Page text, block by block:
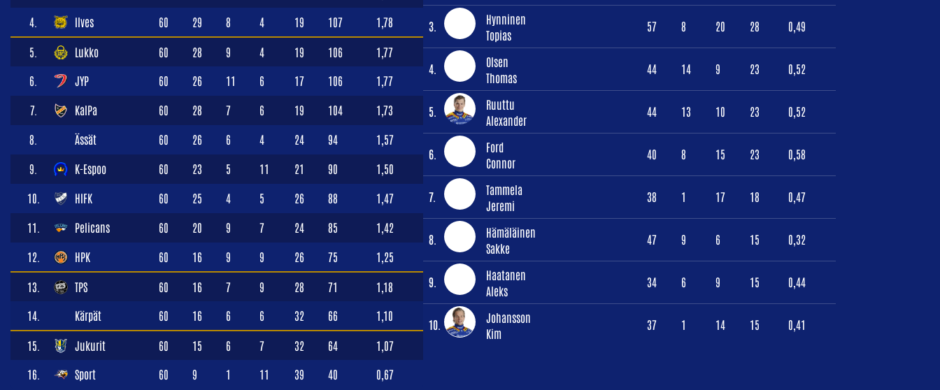
4. Ilves 60 29 8 4 19 107 1,78
5. Lukko 60 28 9 4 19 106 1,77
6. JYP 60 26 11 6 17 106 1,77
7. KalPa 60 28 7 6 19 104 1,73
8. Ässät 60 26 6 4 24 94 1,57
9. K-Espoo 60 23 5 11 21 90 1,50
10. HIFK 60 25 4 5 26 88 1,47
11. Pelicans 60 20 9 7 24 85 1,42
12. HPK 60 16 9 9 26 75 1,25
13. TPS 60 16 7 9 28 71 1,18
14. Kärpät 60 16 6 6 32 66 1,10
15. Jukurit 60 15 6 7 32 64 1,07
16. Sport 60 9 1 11 39 40 0,67
3.
Hynninen
Topias
57 8 20 28 0,49
4.
Olsen
Thomas
44 14 9 23 0,52
5.
Ruuttu
Alexander
44 13 10 23 0,52
6.
Ford
Connor
40 8 15 23 0,58
7.
Tammela
Jeremi
38 1 17 18 0,47
8.
Hämäläinen
Sakke
47 9 6 15 0,32
9.
Haatanen
Aleks
34 6 9 15 0,44
10.
Johansson
Kim
37 1 14 15 0,41